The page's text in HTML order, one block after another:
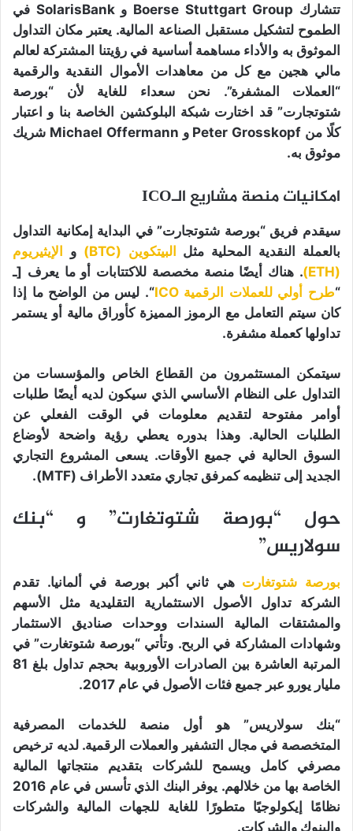
تتشارك Boerse Stuttgart Group و SolarisBank في
الطموح لتشكيل مستقبل الصناعة المالية. يعتبر مكان التداول
الموثوق به والأداء مساهمة أساسية في رؤيتنا المشتركة لعالم
مالي هجين مع كل من معاهدات الأموال النقدية والرقمية
“العملات المشفرة”. نحن سعداء للغاية لأن “بورصة
شتوتجارت” قد اختارت شبكة البلوكشين الخاصة بنا و اعتبار
كلًا من Peter Grosskopf و Michael Offermann شريك
موثوق به.
امكانيات منصة مشاريع الـICO
سيقدم فريق “بورصة شتوتجارت” في البداية إمكانية التداول
بالعملة النقدية المحلية مثل
البيتكوين (BTC) و
الإيثيريوم
(ETH)
. هناك أيضًا منصة مخصصة للاكتتابات أو ما يعرف [ـ
“طرح أولي للعملات الرقمية ICO
“. ليس من الواضح ما إذا
كان سيتم التعامل مع الرموز المميزة كأوراق مالية أو يستمر
تداولها كعملة مشفرة.
سيتمكن المستثمرون من القطاع الخاص والمؤسسات من
التداول على النظام الأساسي الذي سيكون لديه أيضًا طلبات
أوامر مفتوحة لتقديم معلومات في الوقت الفعلي عن
الطلبات الحالية. وهذا بدوره يعطي رؤية واضحة لأوضاع
السوق الحالية في جميع الأوقات. يسعى المشروع التجاري
الجديد إلى تنظيمه كمرفق تجاري متعدد الأطراف (MTF).
حول “بورصة شتوتغارت” و “بنك
سولاريس”
بورصة شتوتغارت هي ثاني أكبر بورصة في ألمانيا. تقدم
الشركة تداول الأصول الاستثمارية التقليدية مثل الأسهم
والمشتقات المالية السندات ووحدات صناديق الاستثمار
وشهادات المشاركة في الربح. وتأتي “بورصة شتوتغارت” في
المرتبة العاشرة بين الصادرات الأوروبية بحجم تداول بلغ 81
مليار يورو عبر جميع فئات الأصول في عام 2017.
“بنك سولاريس” هو أول منصة للخدمات المصرفية
المتخصصة في مجال التشفير والعملات الرقمية. لديه ترخيص
مصرفي كامل ويسمح للشركات بتقديم منتجاتها المالية
الخاصة بها من خلالهم. يوفر البنك الذي تأسس في عام 2016
نظامًا إيكولوجيًا متطورًا للغاية للجهات المالية والشركات
والبنوك والشركات.